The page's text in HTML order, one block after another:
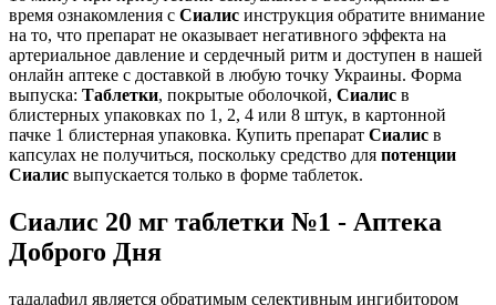
время ознакомления с Сиалис инструкция обратите внимание
на то, что препарат не оказывает негативного эффекта на
артериальное давление и сердечный ритм и доступен в нашей
онлайн аптеке с доставкой в любую точку Украины. Форма
выпуска: Таблетки, покрытые оболочкой, Сиалис в
блистерных упаковках по 1, 2, 4 или 8 штук, в картонной
пачке 1 блистерная упаковка. Купить препарат Сиалис в
капсулах не получиться, поскольку средство для потенции
Сиалис выпускается только в форме таблеток.
Сиалис 20 мг таблетки №1 - Аптека
Доброго Дня
тадалафил является обратимым селективным ингибитором